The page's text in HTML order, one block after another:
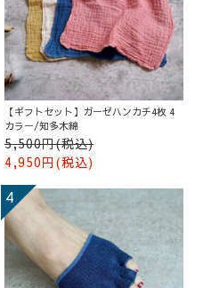
【ギフトセット】ガーゼハンカチ4枚 4
カラー/知多木綿
5,500円(税込)
4,950円(税込)